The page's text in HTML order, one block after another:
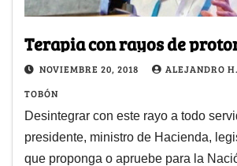
Terapia con rayos de
NOVIEMBRE 20, 2018
ALEJANDRO
TOBÓN
Desintegrar con este rayo a todo
presidente, ministro de Hacienda,
que proponga o apruebe para la